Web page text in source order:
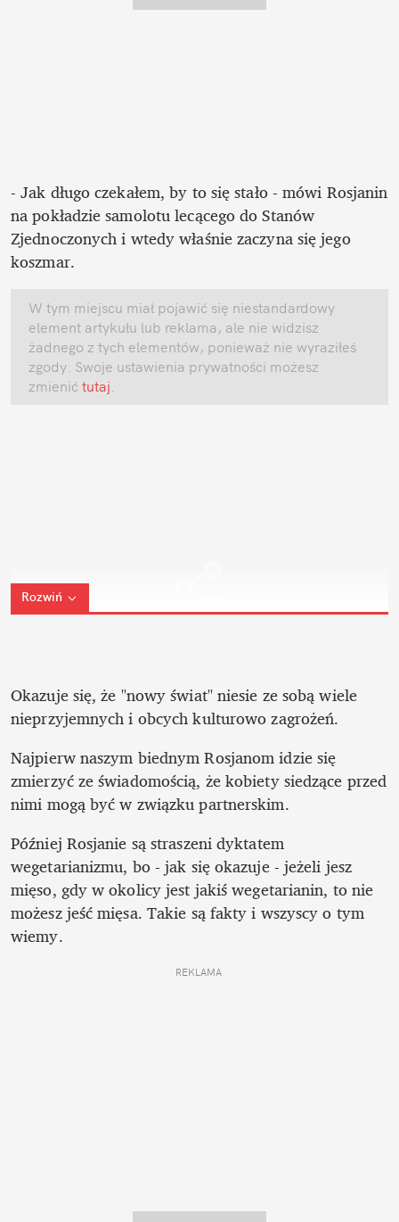
- Jak długo czekałem, by to się stało - mówi Rosjanin
na pokładzie samolotu lecącego do Stanów
Zjednoczonych i wtedy właśnie zaczyna się jego
koszmar.
W tym miejscu miał pojawić się niestandardowy
element artykułu lub reklama, ale nie widzisz
żadnego z tych elementów, ponieważ nie wyraziłeś
zgody. Swoje ustawienia prywatności możesz
zmienić tutaj
Rozwiń
Okazuje się, że "nowy świat" niesie ze sobą wiele
nieprzyjemnych i obcych kulturowo zagrożeń.
Najpierw naszym biednym Rosjanom idzie się
zmierzyć ze świadomością, że kobiety siedzące przed
nimi mogą być w związku partnerskim.
Później Rosjanie są straszeni dyktatem
wegetarianizmu, bo - jak się okazuje - jeżeli jesz
mięso, gdy w okolicy jest jakiś wegetarianin, to nie
możesz jeść mięsa. Takie są fakty i wszyscy o tym
wiemy.
REKLAMA